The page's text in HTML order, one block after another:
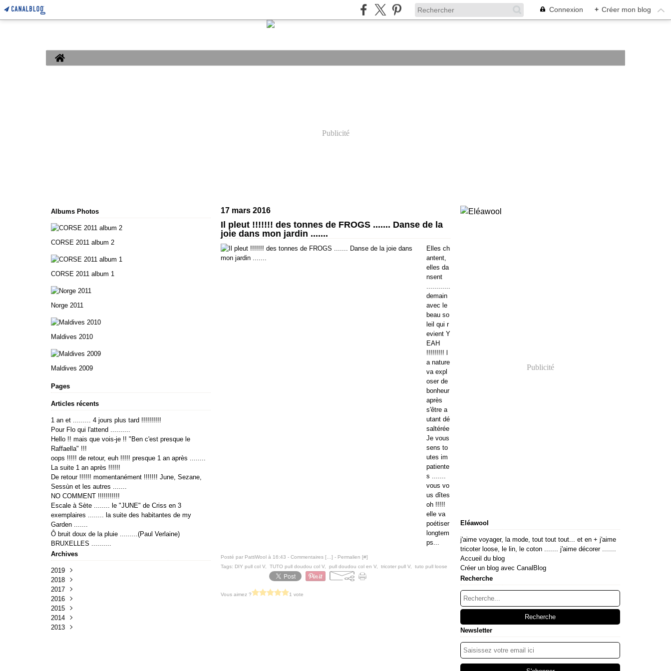
Connexion + Créer mon blog
Home
Publicité
Albums Photos
CORSE 2011 album 2
CORSE 2011 album 1
Norge 2011
Maldives 2010
Maldives 2009
Pages
Articles récents
1 an et ......... 4 jours plus tard !!!!!!!!!!
Pour Flo qui l'attend ..........
Hello !! mais que vois-je !! "Ben c'est presque le
Raffaella" !!!
oops !!!!! de retour, euh !!!!! presque 1 an après ........
La suite 1 an après !!!!!!
De retour !!!!!! momentanément !!!!!!! June, Sezane,
Sessùn et les autres .......
NO COMMENT !!!!!!!!!!!
Escale à Sète ........ le "JUNE" de Criss en 3
exemplaires ........ la suite des habitantes de my
Garden .......
Ô bruit doux de la pluie .........(Paul Verlaine)
BRUXELLES ..........
Archives
2019
Avril
2018
Avril
Janvier
2017
Février
2016
Juillet
Avril
Mars
2015
Novembre
Mars
2014
Novembre
2013
17 mars 2016
Il pleut !!!!!!! des tonnes de FROGS ....... Danse de la
joie dans mon jardin .......
Elles ch
antent,
elles da
nsent
............
demain
avec le
beau so
leil qui r
evient Y
EAH
!!!!!!!!! l
a nature
va expl
oser de
bonheur
après
s'être a
utant dé
saltérée
Je vous
sens to
utes im
patiente
s .......
vous vo
us dîtes
oh !!!!!
elle va
poétiser
longtem
ps...
Posté par PattiWool à 16:43 - Commentaires [ ] - Permalien [#]
Tags: DIY pull col V, TUTO pull doudou col V, pull doudou col en V, tricoter pull V, tuto pull loose
Vous aimez ? 1 vote
Publicité
Eléawool
j'aime voyager, la mode, tout tout tout... et en + j'aime
tricoter loose, le lin, le coton ....... j'aime décorer .......
Accueil du blog
Créer un blog avec CanalBlog
Recherche
Newsletter